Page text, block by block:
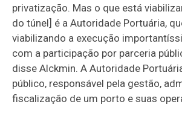
privatização. Mas o que está
do túnel] é a Autoridade Portuária,
viabilizando a execução
com a participação por parceria
disse Alckmin. A Autoridade
público, responsável pela gestão,
fiscalização de um porto e suas